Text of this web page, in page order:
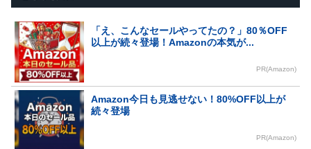
「え、こんなセールやってたの？」80％OFF
以上が続々登場！Amazonの本気が...
PR(Amazon)
Amazon今日も見逃せない！80%OFF以上が
続々登場
PR(Amazon)